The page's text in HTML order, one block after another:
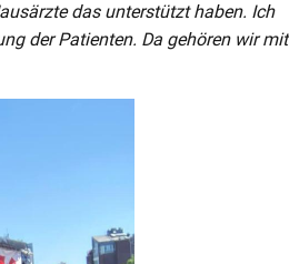
das unterstützt haben. Ich
der Patienten. Da gehören wir mit